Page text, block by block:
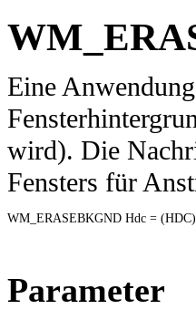
Eine
wird). Die
Fensters für
WM_ERASEBKGND Hdc =
Parameter